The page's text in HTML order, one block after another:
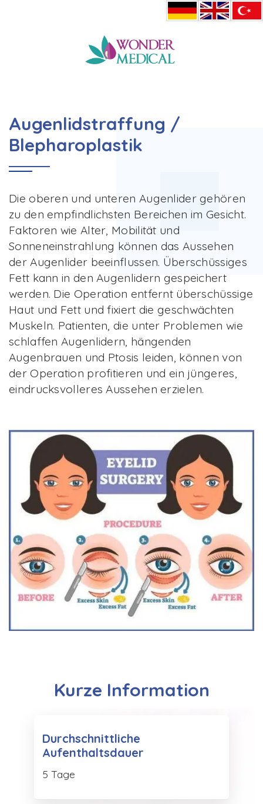
Augenlidstraffung /
Blepharoplastik
Die oberen und unteren Augenlider gehören
zu den empfindlichsten Bereichen im Gesicht.
Faktoren wie Alter, Mobilität und
Sonneneinstrahlung können das Aussehen
der Augenlider beeinflussen. Überschüssiges
Fett kann in den Augenlidern gespeichert
werden. Die Operation entfernt überschüssige
Haut und Fett und fixiert die geschwächten
Muskeln. Patienten, die unter Problemen wie
schlaffen Augenlidern, hängenden
Augenbrauen und Ptosis leiden, können von
der Operation profitieren und ein jüngeres,
eindrucksvolleres Aussehen erzielen.
Kurze Information
Durchschnittliche
Aufenthaltsdauer
5 Tage